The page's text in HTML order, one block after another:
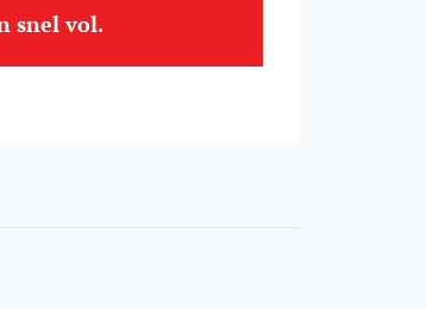
snel vol.